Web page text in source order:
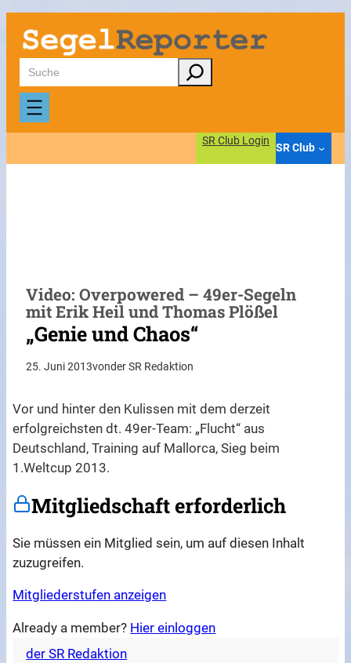
Zum
Inhalt
springen
Suchen
SR Club Login
SR Club
Video: Overpowered – 49er-Segeln
mit Erik Heil und Thomas Plößel
„Genie und Chaos“
25. Juni 2013vonder SR Redaktion
Vor und hinter den Kulissen mit dem derzeit
erfolgreichsten dt. 49er-Team: „Flucht“ aus
Deutschland, Training auf Mallorca, Sieg beim
1.Weltcup 2013.
Mitgliedschaft erforderlich
Sie müssen ein Mitglied sein, um auf diesen Inhalt
zuzugreifen.
Mitgliederstufen anzeigen
Already a member? Hier einloggen
der SR Redaktion